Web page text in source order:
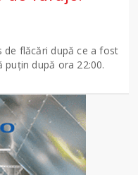
flăcări după ce a fost
după ora 22:00.